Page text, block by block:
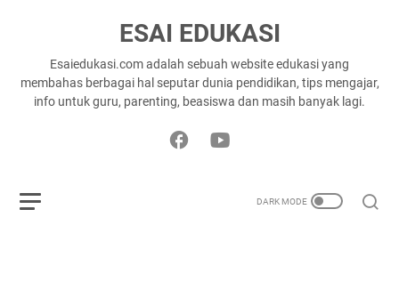
ESAI EDUKASI
Esaiedukasi.com adalah sebuah website edukasi yang
membahas berbagai hal seputar dunia pendidikan, tips mengajar,
info untuk guru, parenting, beasiswa dan masih banyak lagi.